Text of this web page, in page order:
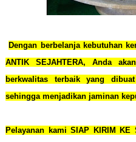
Dengan berbelanja kebutuhan
ANTIK SEJAHTERA, Anda
berkwalitas terbaik yang
sehingga menjadikan jaminan
Pelayanan kami SIAP KIRIM KE